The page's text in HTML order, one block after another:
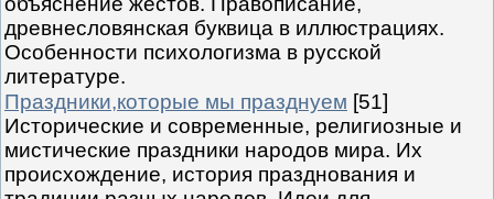
древнесловянская буквица в иллюстрациях.
Особенности психологизма в русской
литературе.
Праздники,которые мы празднуем [51]
Исторические и современные, религиозные и
мистические праздники народов мира. Их
происхождение, история празднования и